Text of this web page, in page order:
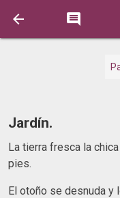
 
Jardín.
La tierra fresca la
pies.
El otoño se desnuda y